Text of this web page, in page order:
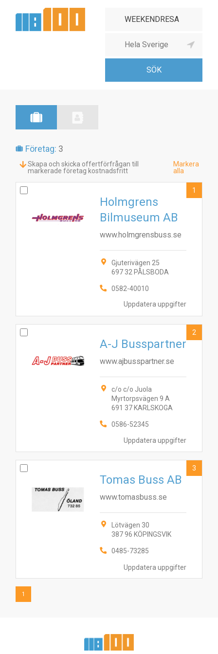
Företag: 3
Skapa och skicka offertförfrågan till
markerade företag kostnadsfritt
Markera
alla
Uppdatera uppgifter
Holmgrens
Bilmuseum AB
www.holmgrensbuss.se
Gjuterivägen 25
697 32 PÅLSBODA
0582-40010
1
Uppdatera uppgifter
A-J Busspartner
www.ajbusspartner.se
c/o c/o Juola
Myrtorpsvägen 9 A
691 37 KARLSKOGA
0586-52345
2
Uppdatera uppgifter
Tomas Buss AB
www.tomasbuss.se
Lötvägen 30
387 96 KÖPINGSVIK
0485-73285
3
1